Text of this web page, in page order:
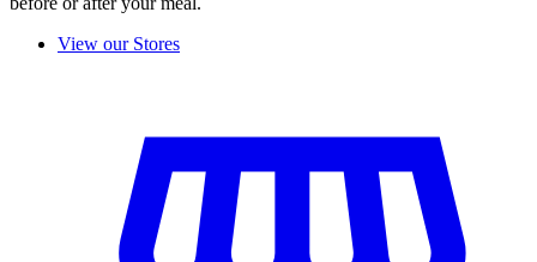
View our Stores